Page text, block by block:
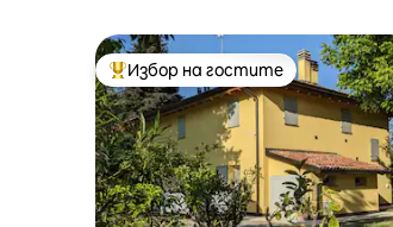
Най-популярен избор на гостите
Избор на гостите